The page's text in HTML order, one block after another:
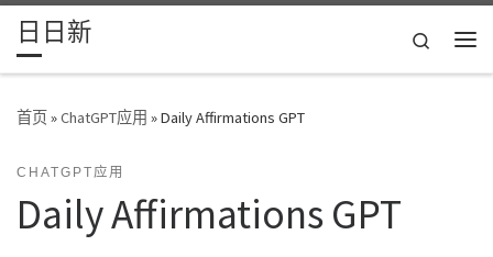
Skip to content
日日新
Search
首页»ChatGPT应用 »Daily Affirmations GPT
CHATGPT应用
Daily Affirmations GPT